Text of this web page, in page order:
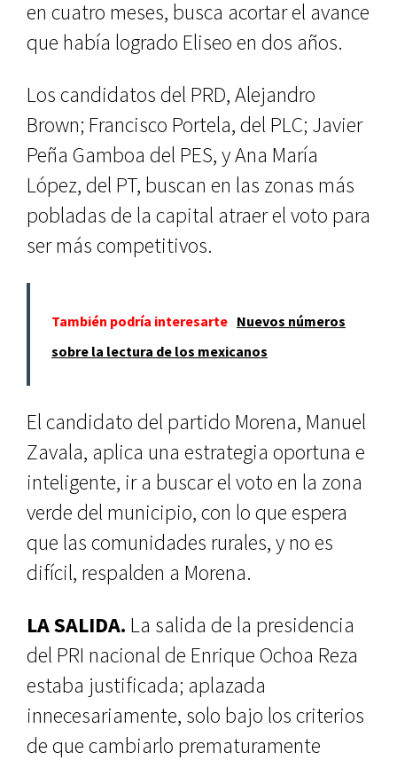
en cuatro meses, busca acortar el avance
que había logrado Eliseo en dos años.
Los candidatos del PRD, Alejandro
Brown; Francisco Portela, del PLC; Javier
Peña Gamboa del PES, y Ana María
López, del PT, buscan en las zonas más
pobladas de la capital atraer el voto para
ser más competitivos.
También podría interesarte Nuevos números
sobre la lectura de los mexicanos
El candidato del partido Morena, Manuel
Zavala, aplica una estrategia oportuna e
inteligente, ir a buscar el voto en la zona
verde del municipio, con lo que espera
que las comunidades rurales, y no es
difícil, respalden a Morena.
LA SALIDA. La salida de la presidencia
del PRI nacional de Enrique Ochoa Reza
estaba justificada; aplazada
innecesariamente, solo bajo los criterios
de que cambiarlo prematuramente